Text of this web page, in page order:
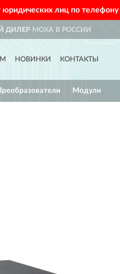
юридических лиц по телефону
ДИЛЕРMOXA В РОССИИ
НОВИНКИ КОНТАКТЫ
Модули